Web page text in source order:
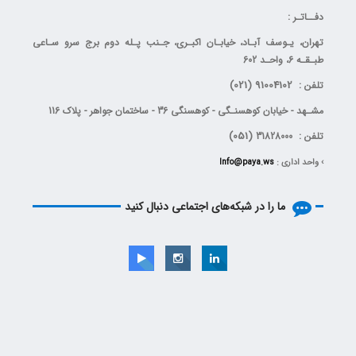
دفــاتـر :
تهران، يـوسف آبـاد، خیابـان اکبـری، جـنب پـله دوم برج سرو سـاعی
طبـقـه 6، واحـد 602
تلفن :91004102
(021)
مشـهد - خیابان کوهسنـگی - کوهسنگی 36 - ساختمان جواهر - پلاک 116
تلفن : 31828000
(051)
› واحد اداری :Info@paya.ws
ما را در شبکه‌های اجتماعی دنبال کنید